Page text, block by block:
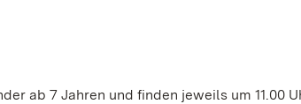
ab 7 Jahren und finden jeweils um 11.00